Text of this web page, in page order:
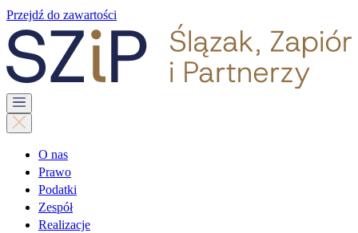
Przejdź do zawartości
O nas
Prawo
Podatki
Zespół
Realizacje